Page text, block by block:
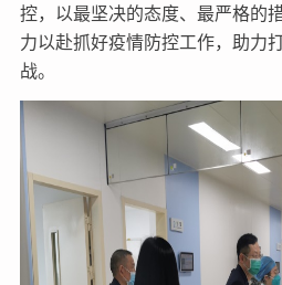
控，以最坚决的态度、最严格的
力以赴抓好疫情防控工作，助力
战。